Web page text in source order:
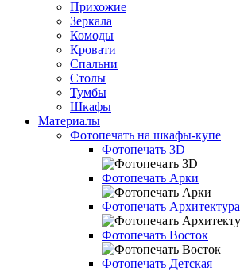
Прихожие
Зеркала
Комоды
Кровати
Спальни
Столы
Тумбы
Шкафы
Материалы
Фотопечать на шкафы-купе
Фотопечать 3D
Фотопечать Арки
Фотопечать Архитектура
Фотопечать Восток
Фотопечать Детская